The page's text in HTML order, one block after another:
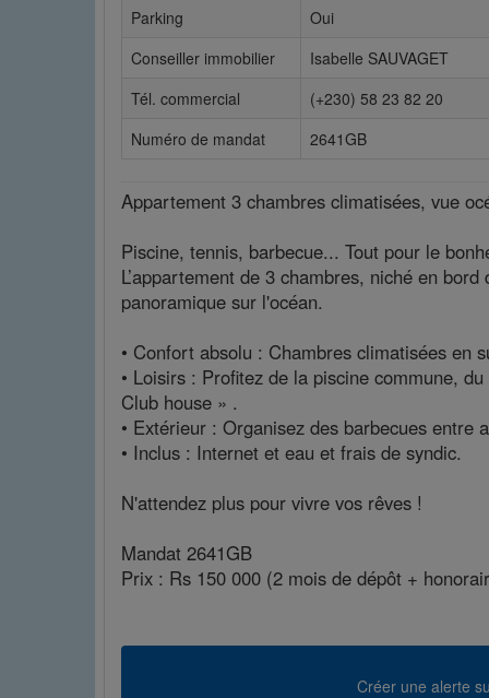
Parking
Oui
Conseiller immobilier
Isabelle SAUVAGET
Tél. commercial
(+230) 58 23 82 20
Numéro de mandat
2641GB
Appartement 3 chambres climatisées, vue
Piscine, tennis, barbecue... Tout pour le
L’appartement de 3 chambres, niché en
panoramique sur l'océan.
• Confort absolu : Chambres climatisées en
• Loisirs : Profitez de la piscine commune,
Club house » .
• Extérieur : Organisez des barbecues entre
• Inclus : Internet et eau et frais de syndic.
N'attendez plus pour vivre vos rêves !
Mandat 2641GB
Prix : Rs 150 000 (2 mois de dépôt +
Créer une alerte